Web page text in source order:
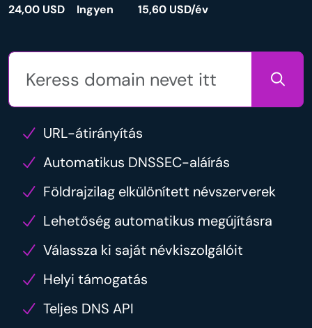
24,00 USD
Ingyen
15,60 USD/év
URL-átirányítás
Automatikus DNSSEC-aláírás
Földrajzilag elkülönített névszerverek
Lehetőség automatikus megújításra
Válassza ki saját névkiszolgálóit
Helyi támogatás
Teljes DNS API